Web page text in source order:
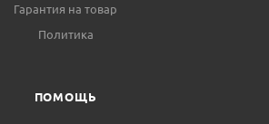
Гарантия на товар
Политика
ПОМОЩЬ